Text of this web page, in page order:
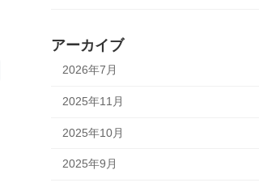
アーカイブ
2026年7月
2025年11月
2025年10月
2025年9月